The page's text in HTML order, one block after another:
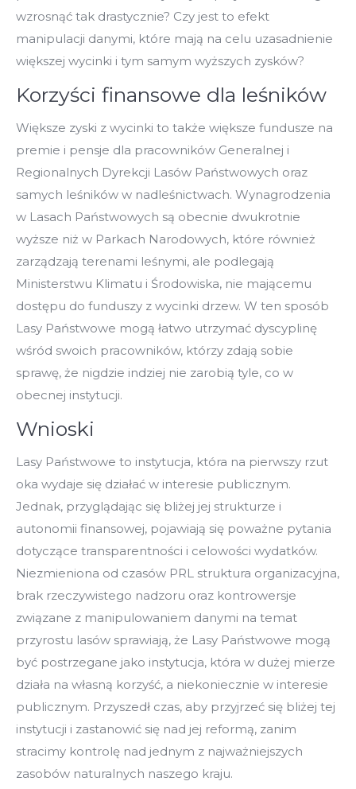
wzrosnąć tak drastycznie? Czy jest to efekt
manipulacji danymi, które mają na celu uzasadnienie
większej wycinki i tym samym wyższych zysków?
Korzyści finansowe dla leśników
Większe zyski z wycinki to także większe fundusze na
premie i pensje dla pracowników Generalnej i
Regionalnych Dyrekcji Lasów Państwowych oraz
samych leśników w nadleśnictwach. Wynagrodzenia
w Lasach Państwowych są obecnie dwukrotnie
wyższe niż w Parkach Narodowych, które również
zarządzają terenami leśnymi, ale podlegają
Ministerstwu Klimatu i Środowiska, nie mającemu
dostępu do funduszy z wycinki drzew. W ten sposób
Lasy Państwowe mogą łatwo utrzymać dyscyplinę
wśród swoich pracowników, którzy zdają sobie
sprawę, że nigdzie indziej nie zarobią tyle, co w
obecnej instytucji.
Wnioski
Lasy Państwowe to instytucja, która na pierwszy rzut
oka wydaje się działać w interesie publicznym.
Jednak, przyglądając się bliżej jej strukturze i
autonomii finansowej, pojawiają się poważne pytania
dotyczące transparentności i celowości wydatków.
Niezmieniona od czasów PRL struktura organizacyjna,
brak rzeczywistego nadzoru oraz kontrowersje
związane z manipulowaniem danymi na temat
przyrostu lasów sprawiają, że Lasy Państwowe mogą
być postrzegane jako instytucja, która w dużej mierze
działa na własną korzyść, a niekoniecznie w interesie
publicznym. Przyszedł czas, aby przyjrzeć się bliżej tej
instytucji i zastanowić się nad jej reformą, zanim
stracimy kontrolę nad jednym z najważniejszych
zasobów naturalnych naszego kraju.